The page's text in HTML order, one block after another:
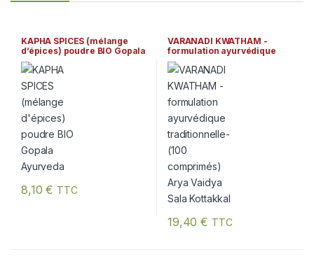
KAPHA SPICES (mélange
d’épices) poudre BIO Gopala
Ayurveda
8,10€ TTC
Ce produit a plusieurs variations. Les options peuvent être
VARANADI KWATHAM -
formulation ayurvédique
traditionnelle- (100
comprimés) Arya Vaidya
Sala Kottakkal
19,40€ TTC